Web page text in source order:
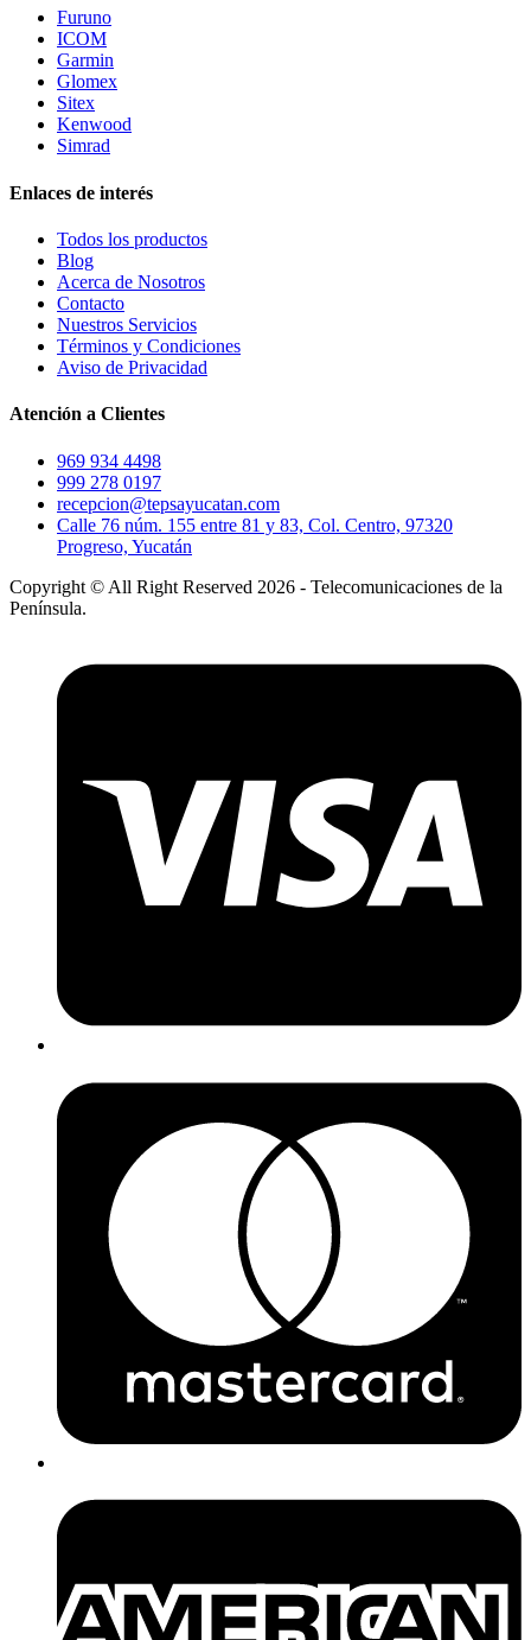
Furuno
ICOM
Garmin
Glomex
Sitex
Kenwood
Simrad
Enlaces de interés
Todos los productos
Blog
Acerca de Nosotros
Contacto
Nuestros Servicios
Términos y Condiciones
Aviso de Privacidad
Atención a Clientes
969 934 4498
999 278 0197
recepcion@tepsayucatan.com
Calle 76 núm. 155 entre 81 y 83, Col. Centro, 97320
Progreso, Yucatán
Copyright © All Right Reserved 2026 - Telecomunicaciones de la
Península.